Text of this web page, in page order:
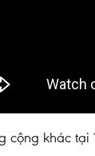
cộng khác tại